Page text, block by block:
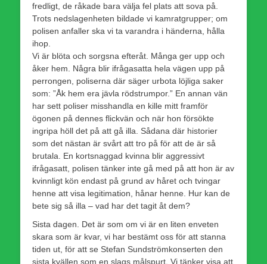
fredligt, de råkade bara välja fel plats att sova på.
Trots nedslagenheten bildade vi kamratgrupper; om
polisen anfaller ska vi ta varandra i händerna, hålla
ihop.
Vi är blöta och sorgsna efteråt. Många ger upp och
åker hem. Några blir ifrågasatta hela vägen upp på
perrongen, poliserna där säger urbota löjliga saker
som: ”Åk hem era jävla rödstrumpor.” En annan vän
har sett poliser misshandla en kille mitt framför
ögonen på dennes flickvän och när hon försökte
ingripa höll det på att gå illa. Sådana där historier
som det nästan är svårt att tro på för att de är så
brutala. En kortsnaggad kvinna blir aggressivt
ifrågasatt, polisen tänker inte gå med på att hon är av
kvinnligt kön endast på grund av håret och tvingar
henne att visa legitimation, hånar henne. Hur kan de
bete sig så illa – vad har det tagit åt dem?
Sista dagen. Det är som om vi är en liten enveten
skara som är kvar, vi har bestämt oss för att stanna
tiden ut, för att se Stefan Sundströmkonserten den
sista kvällen som en slags målspurt. Vi tänker visa att